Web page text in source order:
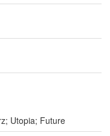
Utopia; Future